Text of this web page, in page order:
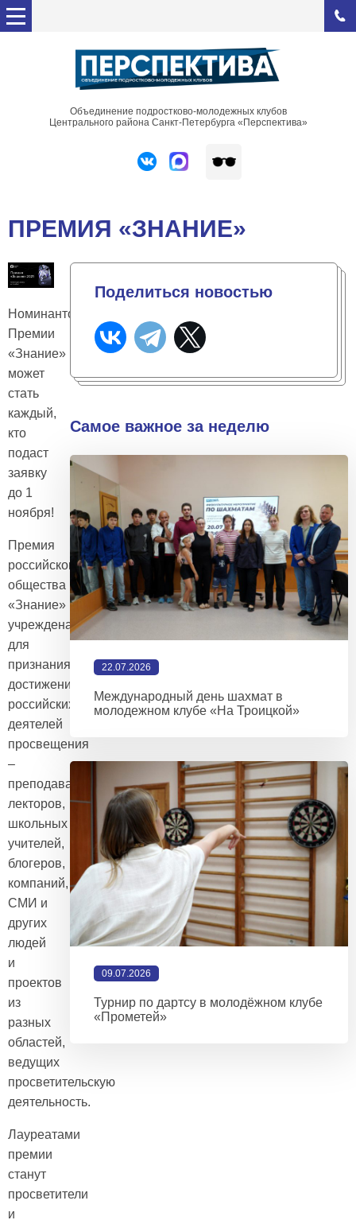
Объединение подростково-молодежных клубов
Центрального района Санкт-Петербурга «Перспектива»
ПРЕМИЯ «ЗНАНИЕ»
Номинантом
Премии
«Знание»
может
стать
каждый,
кто
подаст
заявку
до 1
ноября!
Премия
российского
общества
«Знание»
учреждена
для
признания
достижений
российских
деятелей
просвещения
–
преподавателей,
лекторов,
школьных
учителей,
блогеров,
компаний,
СМИ и
других
людей
и
проектов
из
разных
областей,
ведущих
просветительскую
деятельность.
Лауреатами
премии
станут
просветители
и
Поделиться новостью
Самое важное за неделю
22.07.2026
Международный день шахмат в
молодежном клубе «На Троицкой»
09.07.2026
Турнир по дартсу в молодёжном клубе
«Прометей»